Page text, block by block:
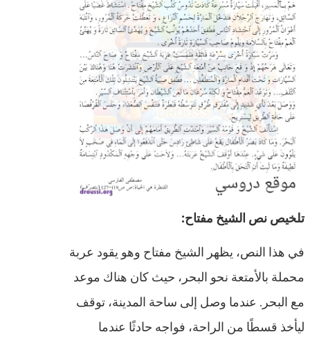
تلخيص نص الشيخ مفتاح:
في هذا النص، يظهر الشيخ مفتاح وهو يقود عربة
محملة بالأمتعة نحو البحر، حيث كان هناك موعد
مع البحر. عندما وصل إلى ساحة المدينة، توقف
ليأخذ قسطًا من الراحة، فواجه حادثًا عندما